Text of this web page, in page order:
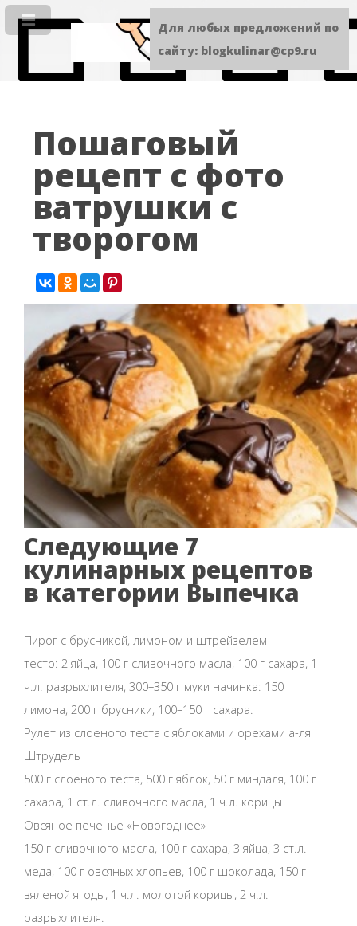
Пошаговый
рецепт с фото
ватрушки с
творогом
Следующие 7
кулинарных рецептов
в категории Выпечка
Пирог с брусникой, лимоном и штрейзелем
тесто: 2 яйца, 100 г сливочного масла, 100 г сахара, 1
ч.л. разрыхлителя, 300–350 г муки начинка: 150 г
лимона, 200 г брусники, 100–150 г сахара.
Рулет из слоеного теста с яблоками и орехами а-ля
Штрудель
500 г слоеного теста, 500 г яблок, 50 г миндаля, 100 г
сахара, 1 ст.л. сливочного масла, 1 ч.л. корицы
Овсяное печенье «Новогоднее»
150 г сливочного масла, 100 г сахара, 3 яйца, 3 ст.л.
меда, 100 г овсяных хлопьев, 100 г шоколада, 150 г
вяленой ягоды, 1 ч.л. молотой корицы, 2 ч.л.
разрыхлителя.
Для любых предложений по
сайту: blogkulinar@cp9.ru